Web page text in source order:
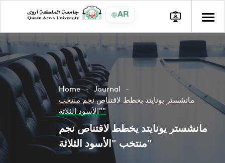
AR
Home
Journal
مانشستر يونايتد يخطط لاقتناص نجم منتخب
"الأسود الثلاثة"
مانشستر يونايتد يخطط لاقتناص نجم
منتخب "الأسود الثلاثة"